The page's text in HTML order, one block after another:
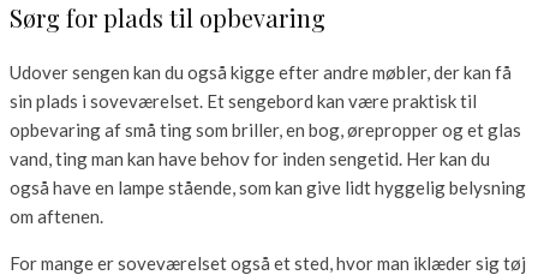
Sørg for plads til opbevaring
Udover sengen kan du også kigge efter andre møbler, der kan få
sin plads i soveværelset. Et sengebord kan være praktisk til
opbevaring af små ting som briller, en bog, ørepropper og et glas
vand, ting man kan have behov for inden sengetid. Her kan du
også have en lampe stående, som kan give lidt hyggelig belysning
om aftenen.
For mange er soveværelset også et sted, hvor man iklæder sig tøj